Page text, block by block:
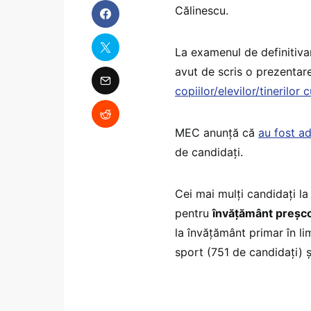
Călinescu.
La examenul de
avut de scris o
copiilor/elevilor/tinerilor
MEC anunță că au fost
de candidați.
Cei mai mulți candidați
pentruînvăţământ
la învăţământ primar în
sport (751 de candidați)